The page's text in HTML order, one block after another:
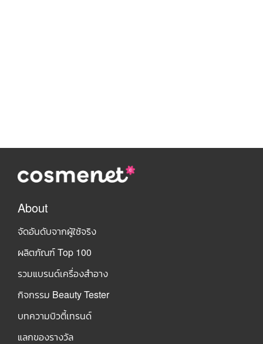
About
จัดอันดับจากผู้ใช้จริง
ผลิตภัณฑ์ Top 100
รวมแบรนด์เครื่องสำอาง
กิจกรรม Beauty Tester
บทความบิวตี้เทรนด์
แลกของรางวัล